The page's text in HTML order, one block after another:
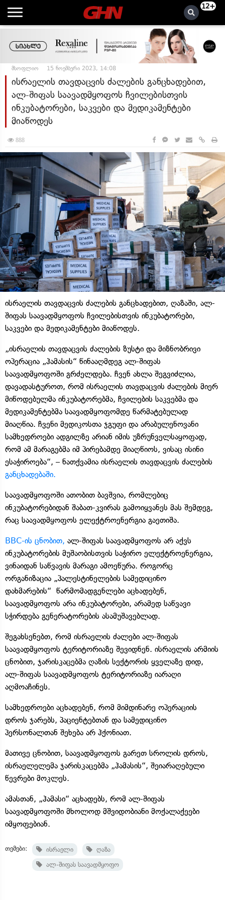
12+
მსოფლიო 15 ნოემბერი 2023, 14:08
ისრაელის თავდაცვის ძალების განცხადებით,
ალ-შიფას საავადმყოფოს ჩვილებისთვის
ინკუბატორები, საკვები და მედიკამენტები
მიაწოდეს
888
ისრაელის თავდაცვის ძალების განცხადებით, ღაზაში, ალ-
შიფას საავადმყოფოს ჩვილებისთვის ინკუბატორები,
საკვები და მედიკამენტები მიაწოდეს.
„ისრაელის თავდაცვის ძალების ზუსტი და მიზნობრივი
ოპერაცია „ჰამასის“ წინააღმდეგ ალ-შიფას
საავადმყოფოში გრძელდება. ჩვენ ახლა შეგვიძლია,
დავადასტუროთ, რომ ისრაელის თავდაცვის ძალების მიერ
მიწოდებულმა ინკუბატორებმა, ჩვილების საკვებმა და
მედიკამენტებმა საავადმყოფომდე წარმატებულად
მიაღწია. ჩვენი მედიკოსთა ჯგუფი და არაბულენოვანი
სამხედროები ადგილზე არიან იმის უზრუნველსაყოფად,
რომ ამ მარაგებმა იმ პირებამდე მიაღწიოს, ვისაც ისინი
ესაჭიროება“, – ნათქვამია ისრაელის თავდაცვის ძალების
განცხადებაში.
საავადმყოფოში ათობით ბავშვია, რომლებიც
ინკუბატორებიდან შაბათ-კვირას გამოიყვანეს მას შემდეგ,
რაც საავადმყოფოს ელექტროენერგია გაეთიშა.
BBC-ის ცნობით, ალ-შიფას საავადმყოფოს არ აქვს
ინკუბატორების მუშაობისთვის საჭირო ელექტროენერგია,
ვინაიდან საწვავის მარაგი ამოეწურა. როგორც
ორგანიზაცია „პალესტინელების სამედიცინო
დახმარების“ წარმომადგენლები აცხადებენ,
საავადმყოფოს არა ინკუბატორები, არამედ საწვავი
სჭირდება გენერატორების ასამუშავებლად.
შეგახსენებთ, რომ ისრაელის ძალები ალ-შიფას
საავადმყოფოს ტერიტორიაზე შევიდნენ. ისრაელის არმიის
ცნობით, ჯარისკაცებმა ღაზის სექტორის ყველაზე დიდ,
ალ-შიფას საავადმყოფოს ტერიტორიაზე იარაღი
აღმოაჩინეს.
სამხედროები აცხადებენ, რომ მიმდინარე ოპერაციის
დროს ჯარებს, პაციენტებთან და სამედიცინო
პერსონალთან შეხება არ ჰქონიათ.
მათივე ცნობით, საავადმყოფოს გარეთ სროლის დროს,
ისრაელელემა ჯარისკაცებმა „ჰამასის“, შეიარაღებული
წევრები მოკლეს.
ამასთან, „ჰამასი“ აცხადებს, რომ ალ-შიფას
საავადმყოფოში მხოლოდ მშვიდობიანი მოქალაქეები
იმყოფებიან.
თემები: ისრაელი
ღაზა
ალ-შიფას საავადმყოფო